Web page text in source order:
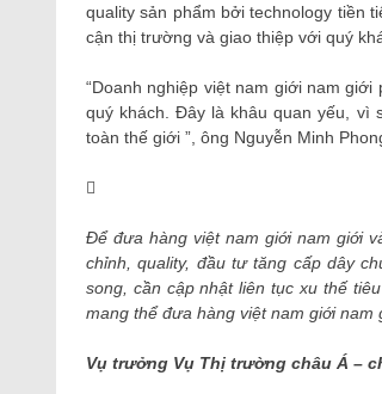
quality sản phẩm bởi technology tiền
cận thị trường và giao thiệp với quý
“Doanh nghiệp việt nam giới nam
quý khách. Đây là khâu quan yếu, vì
toàn thế giới ”, ông Nguyễn Minh
Để đưa hàng việt nam giới nam giới
chỉnh, quality, đầu tư tăng cấp dây
song, cần cập nhật liên tục xu thế
mang thể đưa hàng việt nam giới nam
Vụ trưởng Vụ Thị trường châu Á –